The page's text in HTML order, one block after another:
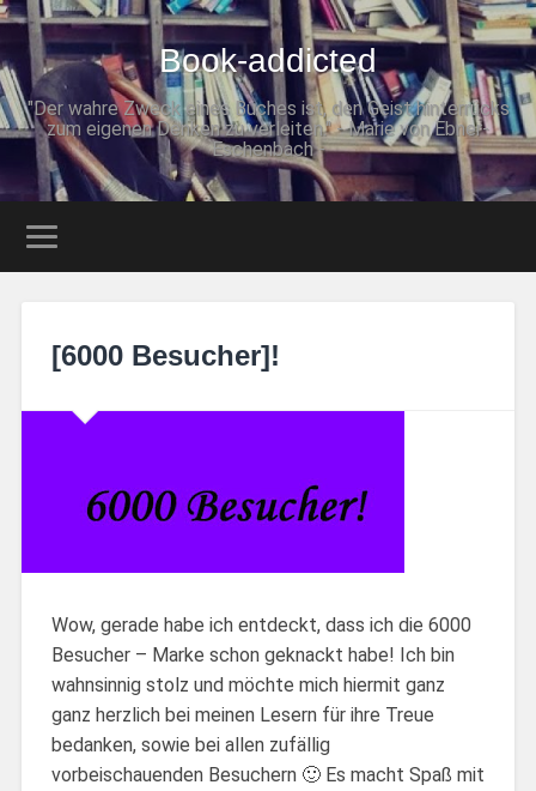
Book-addicted
"Der wahre Zweck eines Buches ist, den Geist hinterrücks
zum eigenen Denken zu verleiten." - Marie von Ebner-
Eschenbach -
[6000 Besucher]!
Wow, gerade habe ich entdeckt, dass ich die 6000
Besucher – Marke schon geknackt habe! Ich bin
wahnsinnig stolz und möchte mich hiermit ganz
ganz herzlich bei meinen Lesern für ihre Treue
bedanken, sowie bei allen zufällig
vorbeischauenden Besuchern 🙂 Es macht Spaß mit